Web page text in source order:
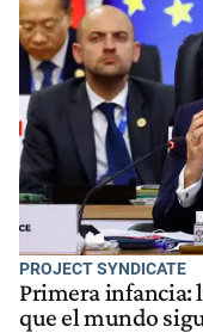
PROJECT SYNDICATE
Primera infancia:
que el mundo